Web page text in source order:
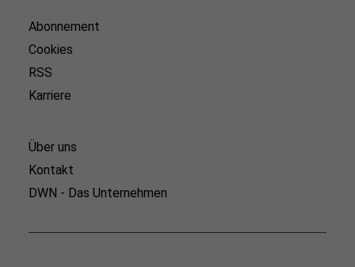
Abonnement
Cookies
RSS
Karriere
Über uns
Kontakt
DWN - Das Unternehmen